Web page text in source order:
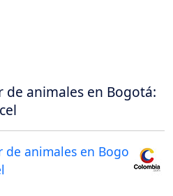
de animales en Bogotá: